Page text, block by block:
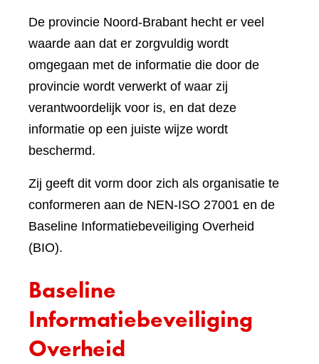
De provincie Noord-Brabant hecht er veel
waarde aan dat er zorgvuldig wordt
omgegaan met de informatie die door de
provincie wordt verwerkt of waar zij
verantwoordelijk voor is, en dat deze
informatie op een juiste wijze wordt
beschermd.
Zij geeft dit vorm door zich als organisatie te
conformeren aan de NEN-ISO 27001 en de
Baseline Informatiebeveiliging Overheid
(BIO).
Baseline
Informatiebeveiliging
Overheid